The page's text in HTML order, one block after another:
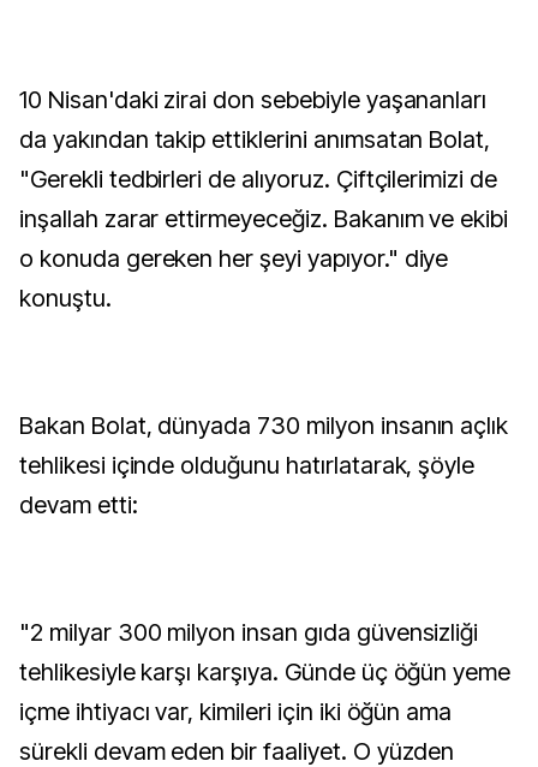
10 Nisan'daki zirai don sebebiyle yaşananları
da yakından takip ettiklerini anımsatan Bolat,
"Gerekli tedbirleri de alıyoruz. Çiftçilerimizi de
inşallah zarar ettirmeyeceğiz. Bakanım ve ekibi
o konuda gereken her şeyi yapıyor." diye
konuştu.
Bakan Bolat, dünyada 730 milyon insanın açlık
tehlikesi içinde olduğunu hatırlatarak, şöyle
devam etti:
"2 milyar 300 milyon insan gıda güvensizliği
tehlikesiyle karşı karşıya. Günde üç öğün yeme
içme ihtiyacı var, kimileri için iki öğün ama
sürekli devam eden bir faaliyet. O yüzden